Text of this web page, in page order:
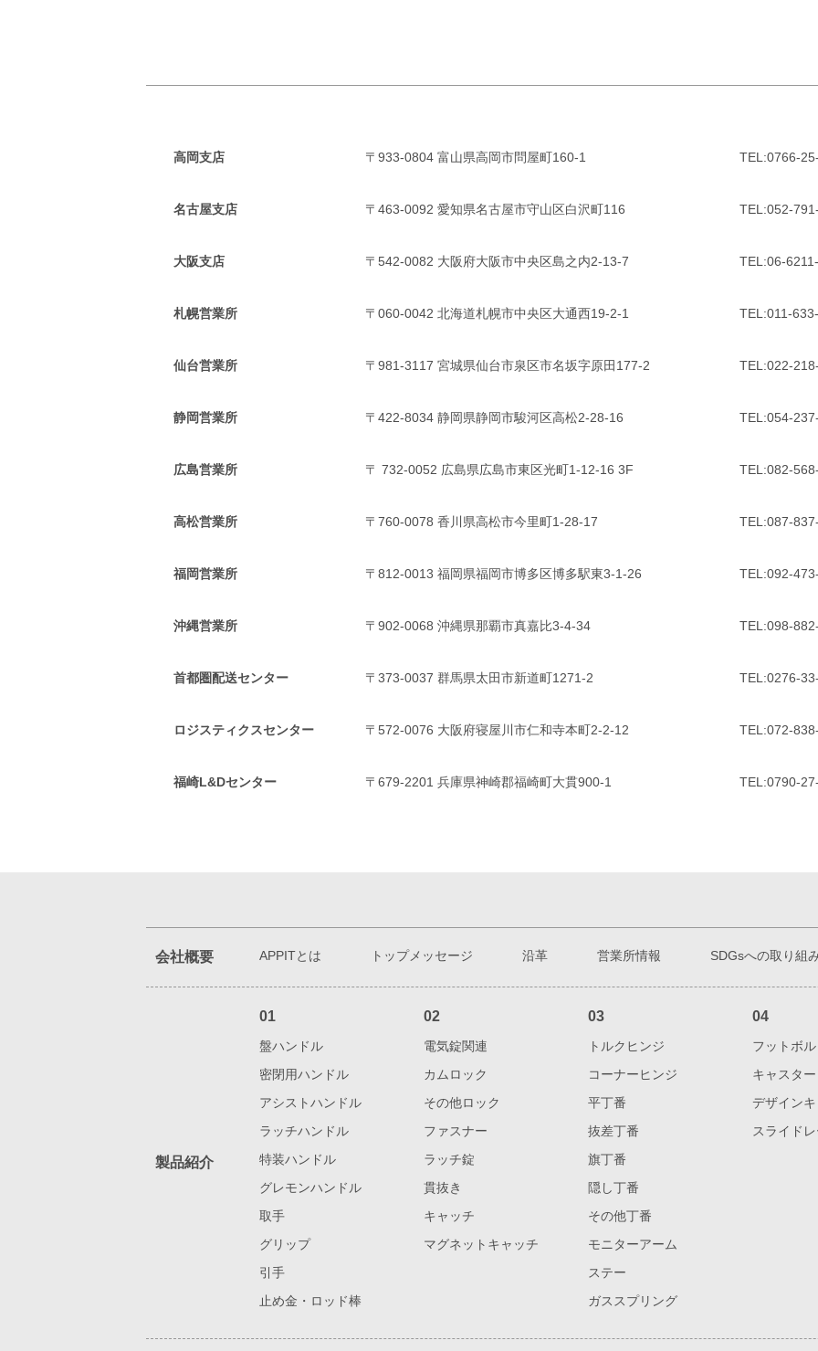
高岡支店 〒933-0804 富山県高岡市問屋町160-1 TEL:0766-
名古屋支店 〒463-0092 愛知県名古屋市守山区白沢町116 TEL:052-
大阪支店 〒542-0082 大阪府大阪市中央区島之内2-13-7 TEL:06-
札幌営業所 〒060-0042 北海道札幌市中央区大通西19-2-1 TEL:011-
仙台営業所 〒981-3117 宮城県仙台市泉区市名坂字原田177-2 TEL:022-
静岡営業所 〒422-8034 静岡県静岡市駿河区高松2-28-16 TEL:054-
広島営業所 〒 732-0052 広島県広島市東区光町1-12-16 3F TEL:082-
高松営業所 〒760-0078 香川県高松市今里町1-28-17 TEL:087-
福岡営業所 〒812-0013 福岡県福岡市博多区博多駅東3-1-26 TEL:092-
沖縄営業所 〒902-0068 沖縄県那覇市真嘉比3-4-34 TEL:098-
首都圏配送センター 〒373-0037 群馬県太田市新道町1271-2 TEL:0276-
ロジスティクスセンター 〒572-0076 大阪府寝屋川市仁和寺本町2-2-12 TEL:072-
福崎L&Dセンター 〒679-2201 兵庫県神崎郡福崎町⼤貫900-1 TEL:0790-
会社概要 APPITとは トップメッセージ 沿革 営業所情報 SDGsへの取り組
製品紹介
01
盤ハンドル
密閉用ハンドル
アシストハンドル
ラッチハンドル
特装ハンドル
グレモンハンドル
取手
グリップ
引手
止め金・ロッド棒
02
電気錠関連
カムロック
その他ロック
ファスナー
ラッチ錠
貫抜き
キャッチ
マグネットキャッチ
03
トルクヒンジ
コーナーヒンジ
平丁番
抜差丁番
旗丁番
隠し丁番
その他丁番
モニターアーム
ステー
ガススプリング
04
フットボル
キャスター
デザイン
スライド